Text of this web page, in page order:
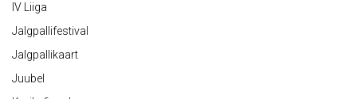
IV Liiga
Jalgpallifestival
Jalgpallikaart
Juubel